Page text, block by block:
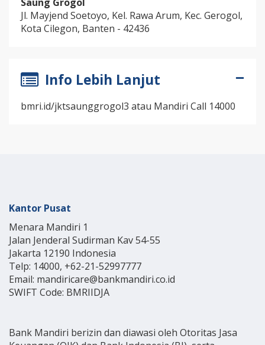
Jl. Mayjend Soetoyo, Kel. Rawa Arum, Kec. Gerogol,
Kota Cilegon, Banten - 42436
Info Lebih Lanjut
bmri.id/jktsaunggrogol3 atau Mandiri Call 14000
Kantor Pusat
Menara Mandiri 1
Jalan Jenderal Sudirman Kav 54-55
Jakarta 12190 Indonesia
Telp: 14000, +62-21-52997777
Email: mandiricare@bankmandiri.co.id
SWIFT Code: BMRIIDJA
Bank Mandiri berizin dan diawasi oleh Otoritas Jasa